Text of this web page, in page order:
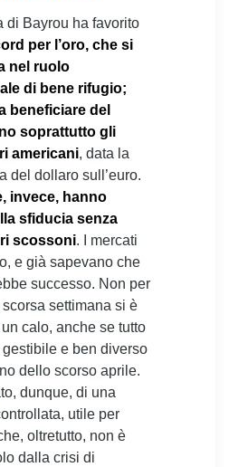
di Bayrou ha favorito
per l’oro, che si
nel ruolo
di bene rifugio;
beneficiare del
soprattutto gli
americani, data la
del dollaro sull’euro.
invece, hanno
sfiducia senza
scossoni. I mercati
e già sapevano che
successo. Non per
settimana si è
calo, anche se tutto
e ben diverso
dello scorso aprile.
dunque, di una
utile per
oltretutto, non è
dalla crisi di